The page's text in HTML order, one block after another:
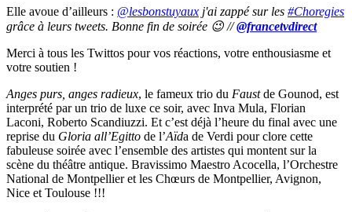
Elle avoue d’ailleurs : @lesbonstuyaux j'ai zappé sur les #Choregies
grâce à leurs tweets. Bonne fin de soirée 😉 //@francetvdirect
Merci à tous les Twittos pour vos réactions, votre enthousiasme et
votre soutien !
Anges purs, anges radieux, le fameux trio du Faustde Gounod, est
interprété par un trio de luxe ce soir, avec Inva Mula, Florian
Laconi, Roberto Scandiuzzi. Et c’est déjà l’heure du final avec une
reprise du Gloria all’Egitto de l’Aïda de Verdi pour clore cette
fabuleuse soirée avec l’ensemble des artistes qui montent sur la
scène du théâtre antique. Bravissimo Maestro Acocella, l’Orchestre
National de Montpellier et les Chœurs de Montpellier, Avignon,
Nice et Toulouse !!!